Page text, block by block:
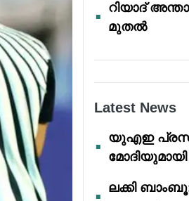
റിയാദ്
മുതൽ
Latest News
യുഎഇ
ലക്കി ബാംബൂ: